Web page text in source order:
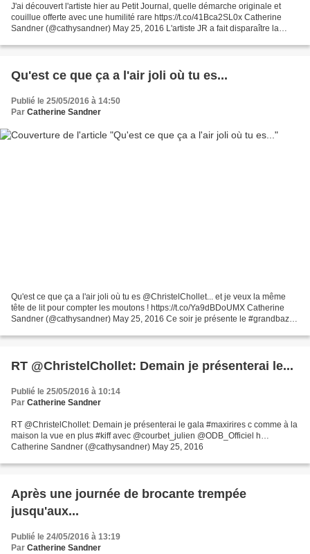
J'ai découvert l'artiste hier au Petit Journal, quelle démarche originale et
couillue offerte avec une humilité rare https://t.co/41Bca2SL0x Catherine
Sandner (@cathysandner) May 25, 2016 L'artiste JR a fait disparaître la
Qu'est ce que ça a l'air joli où tu es...
Publié le 25/05/2016 à 14:50
Par Catherine Sandner
Qu'est ce que ça a l'air joli où tu es @ChristelChollet... et je veux la même
tête de lit pour compter les moutons ! https://t.co/Ya9dBDoUMX Catherine
Sandner (@cathysandner) May 25, 2016 Ce soir je présente le #grandbazar
RT @ChristelChollet: Demain je présenterai le...
Publié le 25/05/2016 à 10:14
Par Catherine Sandner
RT @ChristelChollet: Demain je présenterai le gala #maxirires c comme à la
maison la vue en plus #kiff avec @courbet_julien @ODB_Officiel h…
Catherine Sandner (@cathysandner) May 25, 2016
Après une journée de brocante trempée
jusqu'aux...
Publié le 24/05/2016 à 13:19
Par Catherine Sandner